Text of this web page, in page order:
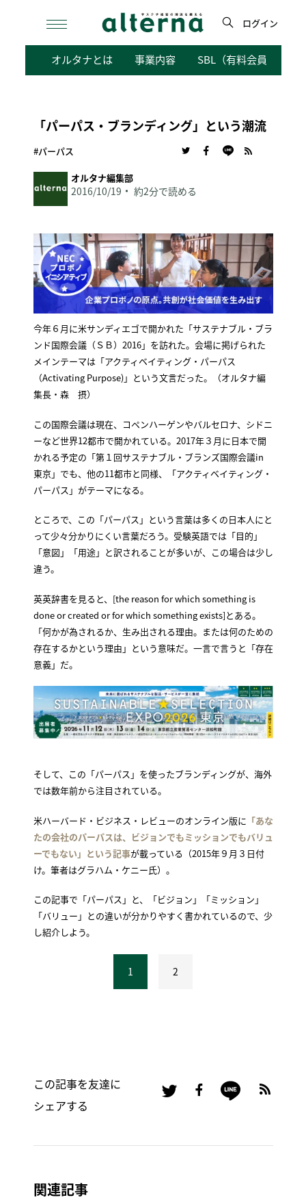
検
ログイン
オルタナとは 事業内容 SBL（有料会員向けサ
「パーパス・ブランディング」という潮流
#パーパス
オルタナ編集部
2016/10/19 約2分で読める
今年６月に米サンディエゴで開かれた「サステナブル・ブラ
ンド国際会議（ＳＢ）2016」を訪れた。会場に掲げられた
メインテーマは「アクティベイティング・パーパス
（Activating Purpose)」という文言だった。（オルタナ編
集長・森 摂）
この国際会議は現在、コペンハーゲンやバルセロナ、シドニ
ーなど世界12都市で開かれている。2017年３月に日本で開
かれる予定の「第１回サステナブル・ブランズ国際会議in
東京」でも、他の11都市と同様、「アクティベイティング・
パーパス」がテーマになる。
ところで、この「パーパス」という言葉は多くの日本人にと
って少々分かりにくい言葉だろう。受験英語では「目的」
「意図」「用途」と訳されることが多いが、この場合は少し
違う。
英英辞書を見ると、[the reason for which something is
done or created or for which something exists]とある。
「何かが為されるか、生み出される理由。または何のための
存在するかという理由」という意味だ。一言で言うと「存在
意義」だ。
そして、この「パーパス」を使ったブランディングが、海外
では数年前から注目されている。
米ハーバード・ビジネス・レビューのオンライン版に 「あな
たの会社のパーパスは、ビジョンでもミッションでもバリュ
ーでもない」という記事が載っている（2015年９月３日付
け。筆者はグラハム・ケニー氏）。
この記事で「パーパス」と、「ビジョン」「ミッション」
「バリュー」との違いが分かりやすく書かれているので、少
し紹介しよう。
1 2
この記事を友達に
シェアする
関連記事